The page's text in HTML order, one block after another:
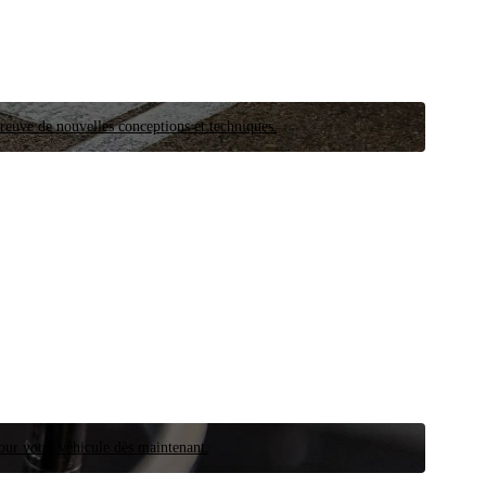
de nouvelles conceptions et techniques.
votre véhicule dès maintenant.